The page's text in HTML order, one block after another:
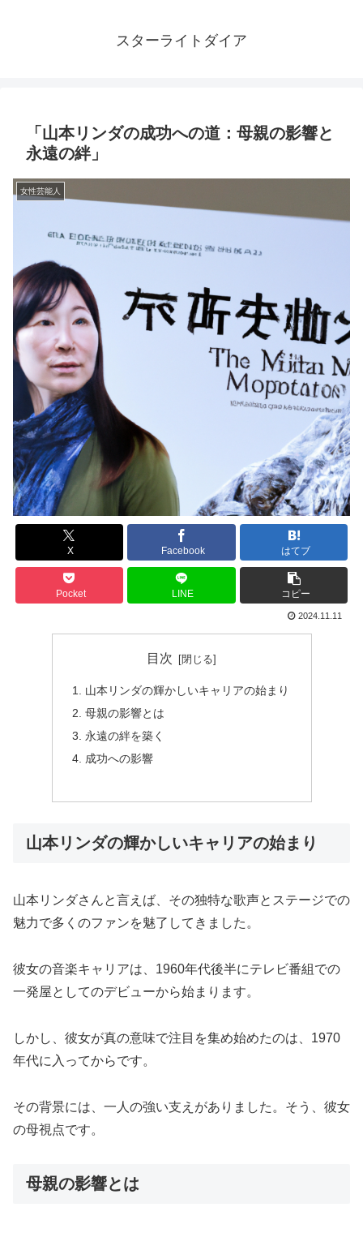
スターライトダイア
「山本リンダの成功への道：母親の影響と
永遠の絆」
女性芸能人
X Facebook はてブ
Pocket LINE コピー
2024.11.11
目次
山本リンダの輝かしいキャリアの始まり
母親の影響とは
永遠の絆を築く
成功への影響
山本リンダの輝かしいキャリアの始まり
山本リンダさんと言えば、その独特な歌声とステージでの
魅力で多くのファンを魅了してきました。
彼女の音楽キャリアは、1960年代後半にテレビ番組での
一発屋としてのデビューから始まります。
しかし、彼女が真の意味で注目を集め始めたのは、1970
年代に入ってからです。
その背景には、一人の強い支えがありました。そう、彼女
の母視点です。
母親の影響とは